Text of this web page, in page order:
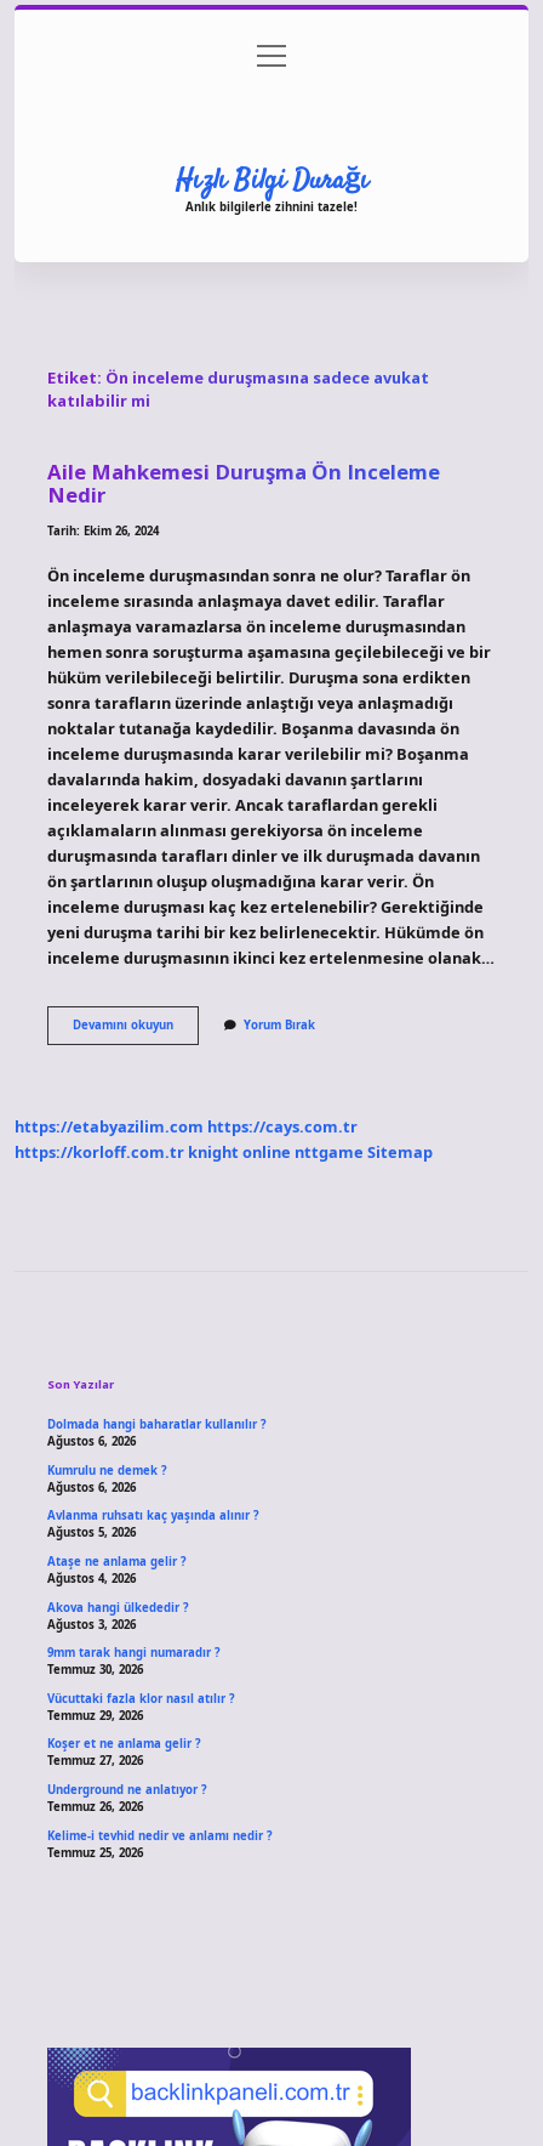
Gizlilik Politikası
menüyü
aç
Hızlı Bilgi Durağı
Anlık bilgilerle zihnini tazele!
Etiket: Ön inceleme duruşmasına sadece avukat
katılabilir mi
Aile Mahkemesi Duruşma Ön Inceleme
Nedir
Tarih: Ekim 26, 2024
Ön inceleme duruşmasından sonra ne olur? Taraflar ön
inceleme sırasında anlaşmaya davet edilir. Taraflar
anlaşmaya varamazlarsa ön inceleme duruşmasından
hemen sonra soruşturma aşamasına geçilebileceği ve bir
hüküm verilebileceği belirtilir. Duruşma sona erdikten
sonra tarafların üzerinde anlaştığı veya anlaşmadığı
noktalar tutanağa kaydedilir. Boşanma davasında ön
inceleme duruşmasında karar verilebilir mi? Boşanma
davalarında hakim, dosyadaki davanın şartlarını
inceleyerek karar verir. Ancak taraflardan gerekli
açıklamaların alınması gerekiyorsa ön inceleme
duruşmasında tarafları dinler ve ilk duruşmada davanın
ön şartlarının oluşup oluşmadığına karar verir. Ön
inceleme duruşması kaç kez ertelenebilir? Gerektiğinde
yeni duruşma tarihi bir kez belirlenecektir. Hükümde ön
inceleme duruşmasının ikinci kez ertelenmesine olanak…
Devamını okuyunAile
Mahkemesi
Yorum Bırak
https://etabyazilim.com https://cays.com.tr
https://korloff.com.tr knight online nttgame Sitemap
Son Yazılar
Dolmada hangi baharatlar kullanılır ?
Ağustos 6, 2026
Kumrulu ne demek ?
Ağustos 6, 2026
Avlanma ruhsatı kaç yaşında alınır ?
Ağustos 5, 2026
Ataşe ne anlama gelir ?
Ağustos 4, 2026
Akova hangi ülkededir ?
Ağustos 3, 2026
9mm tarak hangi numaradır ?
Temmuz 30, 2026
Vücuttaki fazla klor nasıl atılır ?
Temmuz 29, 2026
Koşer et ne anlama gelir ?
Temmuz 27, 2026
Underground ne anlatıyor ?
Temmuz 26, 2026
Kelime-i tevhid nedir ve anlamı nedir ?
Temmuz 25, 2026